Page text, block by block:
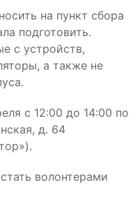
на пункт сбора
подготовить.
с устройств,
а также не
с 12:00 до 14:00 по
д. 64
волонтерами